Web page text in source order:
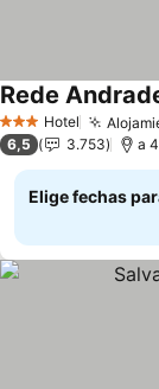
3 Estrellas
Hotel
Rede
6,5 3.753 a
Elige fechas